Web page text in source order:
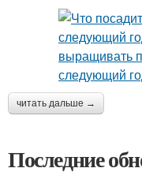
читать дальше →
Последние